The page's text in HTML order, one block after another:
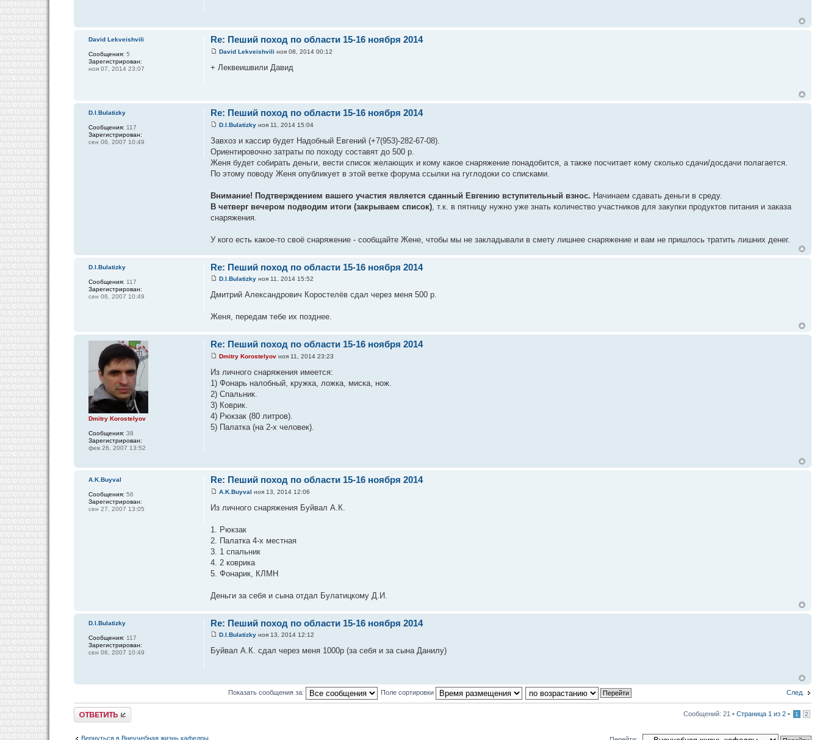
Re: Пеший поход по области 15-16 ноября 2014
David Lekveishvili ноя 08, 2014 00:12
+ Леквеишвили Давид
David Lekveishvili
Сообщения: 5
Зарегистрирован:
ноя 07, 2014 23:07
Re: Пеший поход по области 15-16 ноября 2014
D.I.Bulatizky ноя 11, 2014 15:04
Завхоз и кассир будет Надобный Евгений (+7(953)-282-67-08).
Ориентировочно затраты по походу составят до 500 р.
Женя будет собирать деньги, вести список желающих и кому какое снаряжение понадобится, а также посчитает кому сколько сдачи/досдачи полагается.
По этому поводу Женя опубликует в этой ветке форума ссылки на гуглодоки со списками.
Внимание! Подтверждением вашего участия является сданный Евгению вступительный взнос. Начинаем сдавать деньги в среду.
В четверг вечером подводим итоги (закрываем список) , т.к. в пятницу нужно уже знать количество участников для закупки продуктов питания и заказа
снаряжения.
У кого есть какое-то своё снаряжение - сообщайте Жене, чтобы мы не закладывали в смету лишнее снаряжение и вам не пришлось тратить лишних денег.
D.I.Bulatizky
Сообщения: 117
Зарегистрирован:
сен 06, 2007 10:49
Re: Пеший поход по области 15-16 ноября 2014
D.I.Bulatizky ноя 11, 2014 15:52
Дмитрий Александрович Коростелёв сдал через меня 500 р.
Женя, передам тебе их позднее.
D.I.Bulatizky
Сообщения: 117
Зарегистрирован:
сен 06, 2007 10:49
Re: Пеший поход по области 15-16 ноября 2014
Dmitry Korostelyov ноя 11, 2014 23:23
Из личного снаряжения имеется:
1) Фонарь налобный, кружка, ложка, миска, нож.
2) Спальник.
3) Коврик.
4) Рюкзак (80 литров).
5) Палатка (на 2-х человек).
Dmitry Korostelyov
Сообщения: 38
Зарегистрирован:
фев 26, 2007 13:52
Re: Пеший поход по области 15-16 ноября 2014
A.K.Buyval ноя 13, 2014 12:06
Из личного снаряжения Буйвал А.К.
1. Рюкзак
2. Палатка 4-х местная
3. 1 спальник
4. 2 коврика
5. Фонарик, КЛМН
Деньги за себя и сына отдал Булатицкому Д.И.
A.K.Buyval
Сообщения: 56
Зарегистрирован:
сен 27, 2007 13:05
Re: Пеший поход по области 15-16 ноября 2014
D.I.Bulatizky ноя 13, 2014 12:12
Буйвал А.К. сдал через меня 1000р (за себя и за сына Данилу)
D.I.Bulatizky
Сообщения: 117
Зарегистрирован:
сен 06, 2007 10:49
След.
Показать сообщения за: Поле сортировки
Ответить Сообщений: 21 • Страница 1 из 2 • 1 2
Вернуться в Внеучебная жизнь кафедры